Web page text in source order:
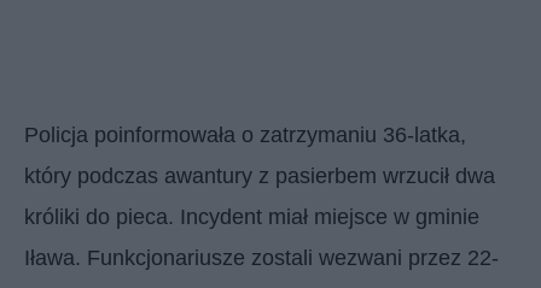
Policja poinformowała o zatrzymaniu 36-latka,
który podczas awantury z pasierbem wrzucił dwa
króliki do pieca. Incydent miał miejsce w gminie
Iława. Funkcjonariusze zostali wezwani przez 22-